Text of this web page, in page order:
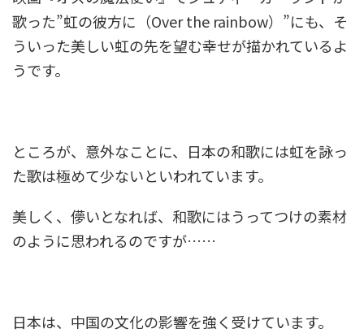
歌った”虹の彼方に（Over the rainbow）”にも、そ
ういった美しい虹の先を望む幸せが描かれているよ
うです。
ところが、意外なことに、日本の和歌には虹を詠っ
た歌は極めて少ないといわれています。
美しく、儚いとなれば、和歌にはうってつけの素材
のように思われるのですが……
日本は、中国の文化の影響を強く受けています。